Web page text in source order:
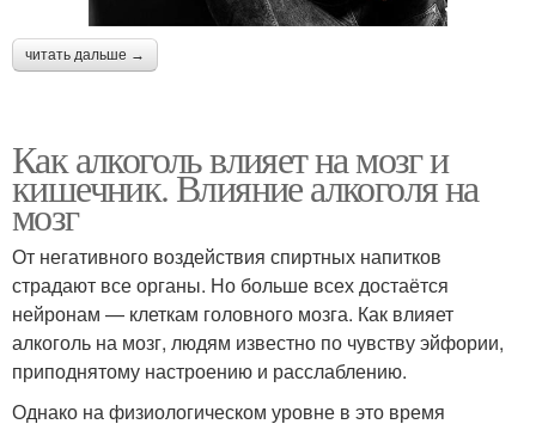
читать дальше →
Как алкоголь влияет на мозг и
кишечник. Влияние алкоголя на
мозг
От негативного воздействия спиртных напитков
страдают все органы. Но больше всех достаётся
нейронам — клеткам головного мозга. Как влияет
алкоголь на мозг, людям известно по чувству эйфории,
приподнятому настроению и расслаблению.
Однако на физиологическом уровне в это время